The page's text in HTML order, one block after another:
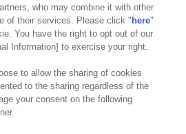
カスタマーハラスメント対応方針
who may combine it with other
of their services. Please click " here"
You have the right to opt out of our
Information] to exercise your right.
to allow the sharing of cookies
to the sharing regardless of the
your consent on the following